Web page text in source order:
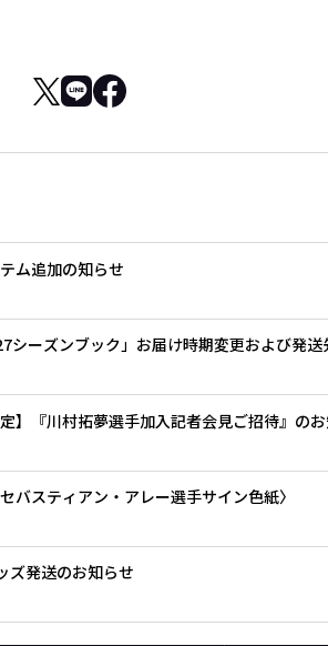
ム追加の知らせ
シーズンブック」お届け時期変更および発
】『川村拓夢選手加入記者会見ご招待』の
バスティアン・アレー選手サイン色紙〉
ズ発送のお知らせ